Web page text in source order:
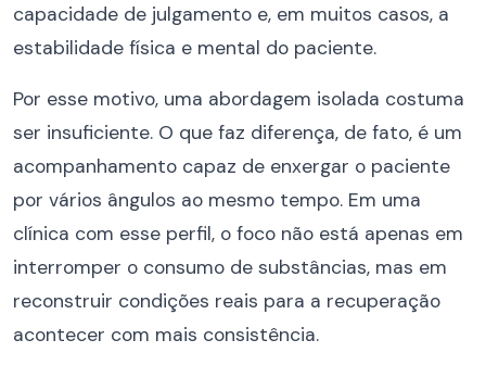
capacidade de julgamento e, em muitos casos, a
estabilidade física e mental do paciente.
Por esse motivo, uma abordagem isolada costuma
ser insuficiente. O que faz diferença, de fato, é um
acompanhamento capaz de enxergar o paciente
por vários ângulos ao mesmo tempo. Em uma
clínica com esse perfil, o foco não está apenas em
interromper o consumo de substâncias, mas em
reconstruir condições reais para a recuperação
acontecer com mais consistência.